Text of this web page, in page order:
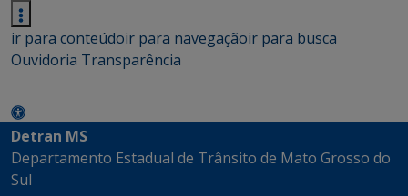
ir para conteúdoir para navegaçãoir para busca
Ouvidoria Transparência
Detran MS
Departamento Estadual de Trânsito de Mato Grosso do
Sul